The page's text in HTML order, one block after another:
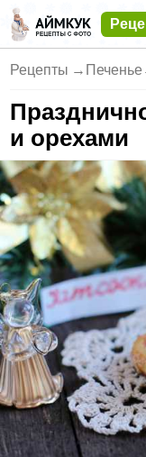
Рецепты → Печенье
и орехами